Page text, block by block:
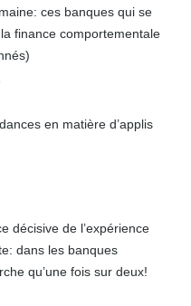
ces banques qui se
finance comportementale
en matière d’applis
décisive de l’expérience
dans les banques
qu’une fois sur deux!